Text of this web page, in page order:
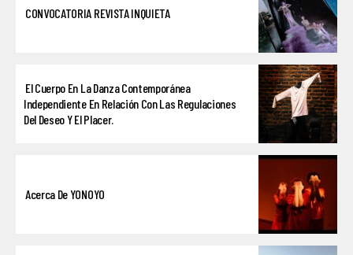
CONVOCATORIA REVISTA INQUIETA
El Cuerpo En La Danza Contemporánea
Independiente En Relación Con Las Regulaciones
Del Deseo Y El Placer.
Acerca De YONOYO